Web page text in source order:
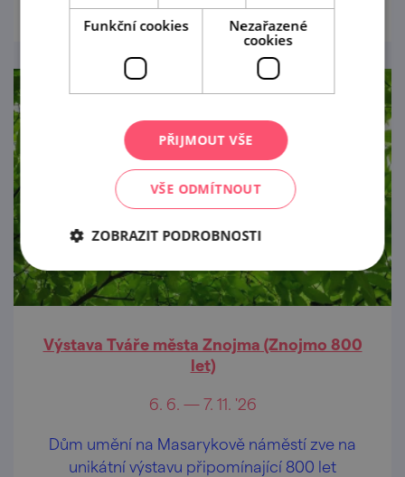
Výstava Tváře města Znojma (Znojmo 800
let)
6. 6. — 7. 11. '26
Dům umění na Masarykově náměstí zve na
unikátní výstavu připomínající 800 let
Funkční cookies
Nezařazené
cookies
PŘIJMOUT VŠE
VŠE ODMÍTNOUT
ZOBRAZIT PODROBNOSTI